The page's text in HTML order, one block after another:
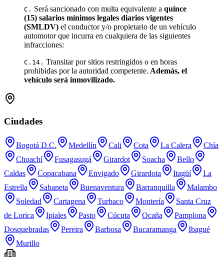
C. Será sancionado con multa equivalente a quince
(15) salarios mínimos legales diarios vigentes
(SMLDV) el conductor y/o propietario de un vehículo
automotor que incurra en cualquiera de las siguientes
infracciones:
C.14. Transitar por sitios restringidos o en horas
prohibidas por la autoridad competente. Además, el
vehículo será inmovilizado.
Ciudades
Bogotá D.C. Medellín Cali Cota La Calera
Chía
Choachí
Fusagasugá Girardot Soacha
Bello
Caldas
Copacabana Envigado Girardota Itagüí
La
Estrella
Sabaneta Buenaventura Barranquilla
Malambo
Soledad
Cartagena Turbaco Montería
Santa Cruz
de Lorica
Ipiales Pasto Cúcuta Ocaña
Pamplona
Dosquebradas
Pereira Barbosa Bucaramanga
Ibagué
Murillo